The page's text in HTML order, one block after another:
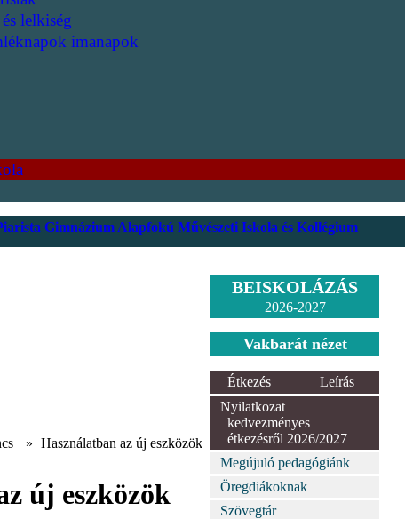
lelkiség
imanapok
Gimnázium Alapfokú Művészeti Iskola és Kollégium
» Használatban az új eszközök
új eszközök
BEISKOLÁZÁS
2026-2027
Vakbarát nézet
Étkezés
Leírás
Nyilatkozat
kedvezményes
étkezésről 2026/2027
Megújuló pedagógiánk
Öregdiákoknak
Szövegtár